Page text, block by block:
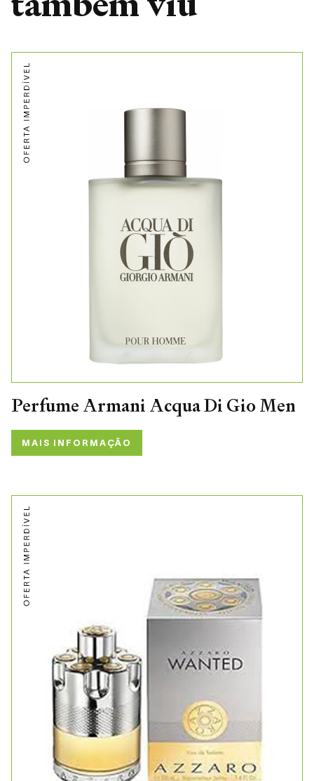
Perfume Armani Acqua Di Gio Men
MAIS INFORMAÇÃO